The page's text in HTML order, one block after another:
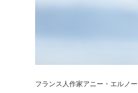
フランス人作家アニー・エルノ